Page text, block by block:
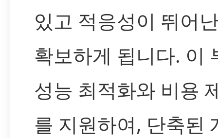
있고 적응성이 뛰어
확보하게 됩니다. 이
성능 최적화와 비용
를 지원하여, 단축된